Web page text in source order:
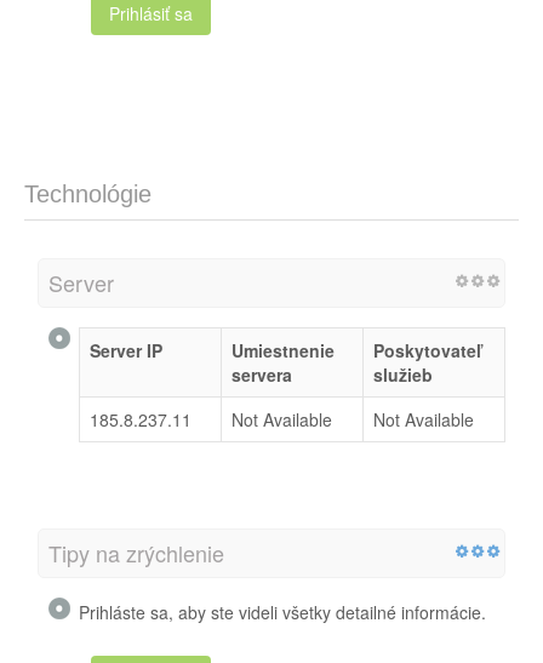
Prihlásiť sa
Technológie
Server
Server IP
Umiestnenie
servera
Poskytovateľ
služieb
185.8.237.11
Not Available Not Available
Tipy na zrýchlenie
Prihláste sa, aby ste videli všetky detailné informácie.